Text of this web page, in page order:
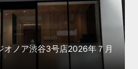
オノア渋谷3号店2026年７月